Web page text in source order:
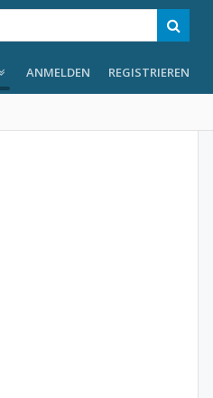
ANMELDEN REGISTRIEREN